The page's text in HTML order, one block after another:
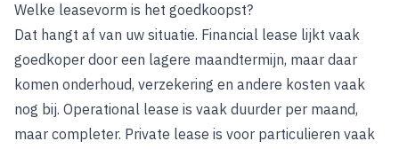
Welke leasevorm is het goedkoopst?
Dat hangt af van uw situatie. Financial lease lijkt vaak
goedkoper door een lagere maandtermijn, maar daar
komen onderhoud, verzekering en andere kosten vaak
nog bij. Operational lease is vaak duurder per maand,
maar completer. Private lease is voor particulieren vaak